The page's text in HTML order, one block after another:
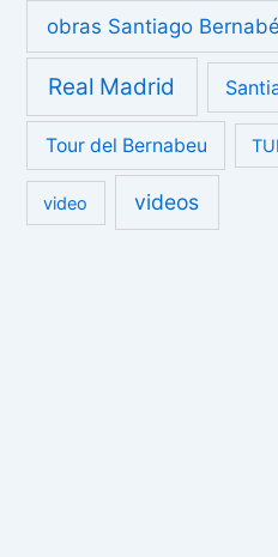
obras Santiago
Real Madrid
Tour del Bernabeu
video videos